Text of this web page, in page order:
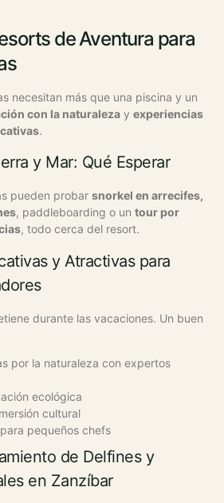
de Aventura para
necesitan más que una piscina y un
con la naturaleza y experiencias
.
y Mar: Qué Esperar
pueden probar snorkel en arrecifes,
, paddleboarding o un tour por
, todo cerca del resort.
y Atractivas para
durante las vacaciones. Un buen
por la naturaleza con expertos
ecológica
cultural
pequeños chefs
de Delfines y
en Zanzíbar